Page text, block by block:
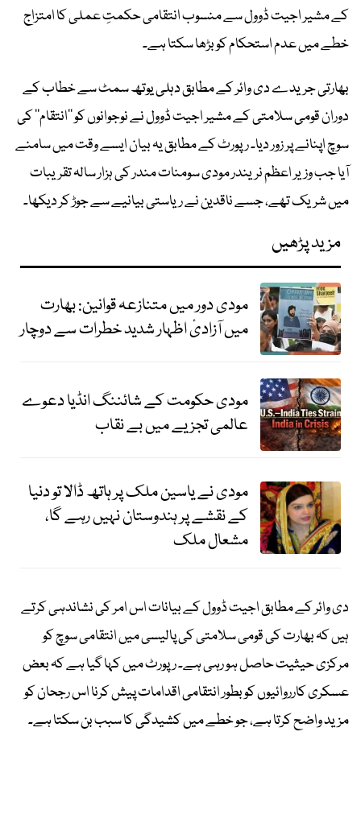
کے مشیر اجیت ڈوول سے منسوب انتقامی حکمتِ عملی کا امتزاج
خطے میں عدم استحکام کو بڑھا سکتا ہے۔
بھارتی جریدے دی وائر کے مطابق دہلی یوتھ سمٹ سے خطاب کے
دوران قومی سلامتی کے مشیر اجیت ڈوول نے نوجوانوں کو ’’انتقام‘‘ کی
سوچ اپنانے پر زور دیا۔ رپورٹ کے مطابق یہ بیان ایسے وقت میں سامنے
آیا جب وزیر اعظم نریندر مودی سومنات مندر کی ہزار سالہ تقریبات
میں شریک تھے، جسے ناقدین نے ریاستی بیانیے سے جوڑ کر دیکھا۔
مزید پڑھیں
مودی دور میں متنازعہ قوانین: بھارت
میں آزادیٔ اظہار شدید خطرات سے دوچار
مودی حکومت کے شائننگ انڈیا دعوے
عالمی تجزیے میں بے نقاب
مودی نے یاسین ملک پر ہاتھ ڈالا تو دنیا
کے نقشے پر ہندوستان نہیں رہے گا،
مشعال ملک
دی وائر کے مطابق اجیت ڈوول کے بیانات اس امر کی نشاندہی کرتے
ہیں کہ بھارت کی قومی سلامتی کی پالیسی میں انتقامی سوچ کو
مرکزی حیثیت حاصل ہو رہی ہے۔ رپورٹ میں کہا گیا ہے کہ بعض
عسکری کارروائیوں کو بطور انتقامی اقدامات پیش کرنا اس رجحان کو
مزید واضح کرتا ہے، جو خطے میں کشیدگی کا سبب بن سکتا ہے۔